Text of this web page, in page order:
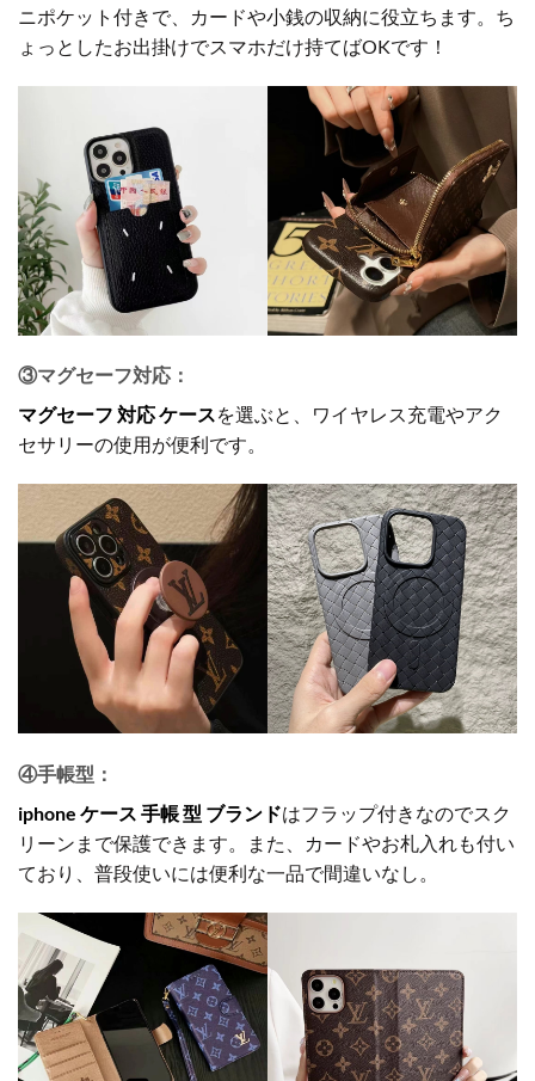
ニポケット付きで、カードや小銭の収納に役立ちます。ち
ょっとしたお出掛けでスマホだけ持てばOKです！
③マグセーフ対応：
マグセーフ 対応 ケースを選ぶと、ワイヤレス充電やアク
セサリーの使用が便利です。
④手帳型：
iphone ケース 手帳 型 ブランドはフラップ付きなのでスク
リーンまで保護できます。また、カードやお札入れも付い
ており、普段使いには便利な一品で間違いなし。